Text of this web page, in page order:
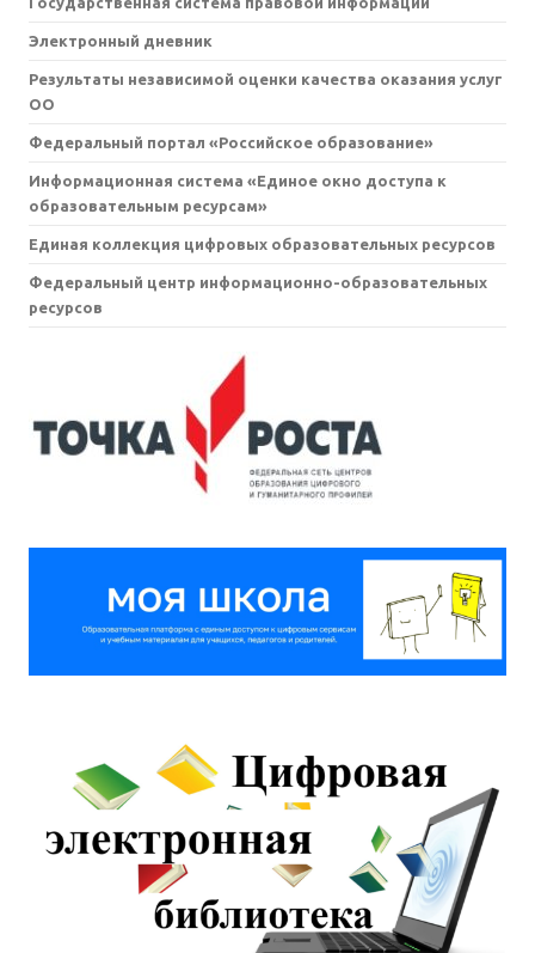
Электронный дневник
Результаты независимой оценки качества оказания услуг
ОО
Федеральный портал «Российское образование»
Информационная система «Единое окно доступа к
образовательным ресурсам»
Единая коллекция цифровых образовательных ресурсов
Федеральный центр информационно-образовательных
ресурсов